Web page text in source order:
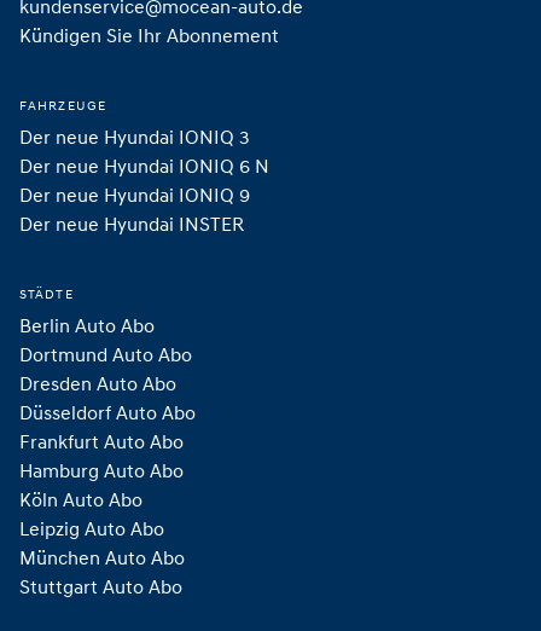
kundenservice@mocean-auto.de
Kündigen Sie Ihr Abonnement
FAHRZEUGE
Der neue Hyundai IONIQ 3
Der neue Hyundai IONIQ 6 N
Der neue Hyundai IONIQ 9
Der neue Hyundai INSTER
STÄDTE
Berlin Auto Abo
Dortmund Auto Abo
Dresden Auto Abo
Düsseldorf Auto Abo
Frankfurt Auto Abo
Hamburg Auto Abo
Köln Auto Abo
Leipzig Auto Abo
München Auto Abo
Stuttgart Auto Abo